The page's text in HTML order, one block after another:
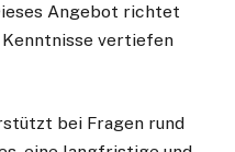
Angebot richtet
Kenntnisse vertiefen
bei Fragen rund